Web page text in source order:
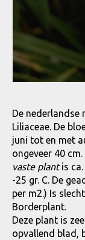
De nederlandse
Liliaceae. De
juni tot en met
ongeveer 40
vaste plantis ca.
-25 gr. C. De
per m2.) Is
Borderplant.
Deze plant is
opvallend blad,